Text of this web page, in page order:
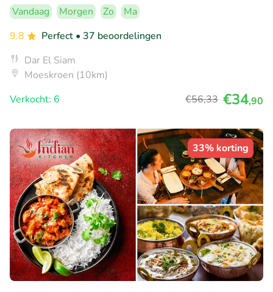
Vandaag Morgen Zo
Ma
9.8
Perfect • 37 beoordelingen
Dar El Siam
Moeskroen (10km)
Verkocht: 6
€56,33 €34,90
33% korting